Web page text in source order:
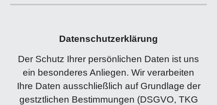
Datenschutzerklärung
Der Schutz Ihrer persönlichen Daten ist uns
ein besonderes Anliegen. Wir verarbeiten
Ihre Daten ausschließlich auf Grundlage der
gestztlichen Bestimmungen (DSGVO, TKG